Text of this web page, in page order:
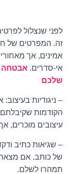
לפני שנצלול
זה. המפרטים של
אמינים, אך
אי-סדרים. אבטחה
שלכם
– ניגודיות
הקודמות
עיצובים מוכרים,
– שגיאות כתיב
של כותב. אם
תמהרו לשלם.